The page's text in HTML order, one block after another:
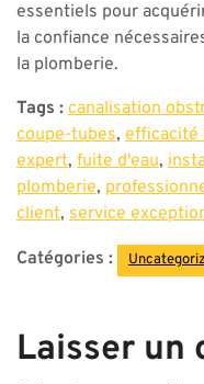
essentiels pour
la confiance
la plomberie.
Tags : canalisation
coupe-tubes, efficacité
expert, fuite d'eau,
plomberie,
client, service
Catégories :
Laisser un